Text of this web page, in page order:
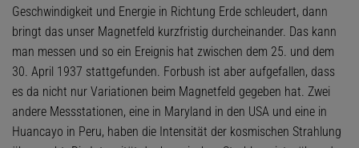
Geschwindigkeit und Energie in Richtung Erde schleudert, dann
bringt das unser Magnetfeld kurzfristig durcheinander. Das kann
man messen und so ein Ereignis hat zwischen dem 25. und dem
30. April 1937 stattgefunden. Forbush ist aber aufgefallen, dass
es da nicht nur Variationen beim Magnetfeld gegeben hat. Zwei
andere Messstationen, eine in Maryland in den USA und eine in
Huancayo in Peru, haben die Intensität der kosmischen Strahlung